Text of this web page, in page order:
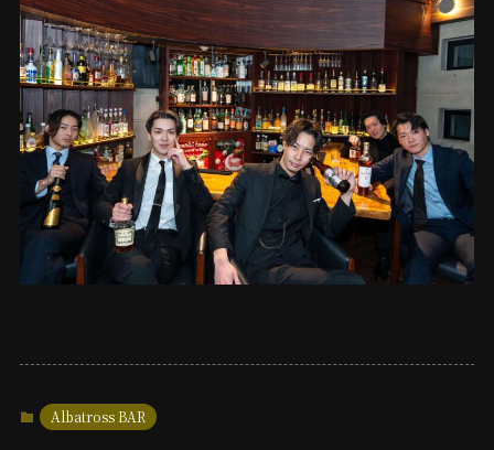
Albatross BAR